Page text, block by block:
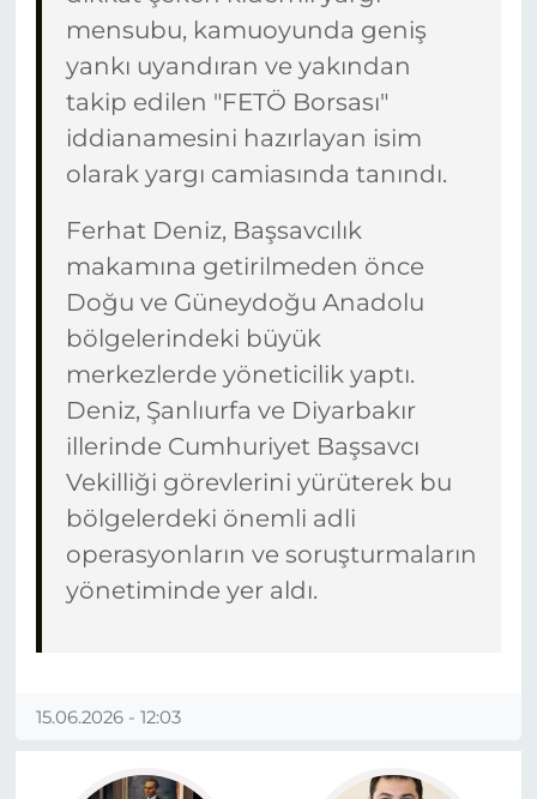
mensubu, kamuoyunda geniş
yankı uyandıran ve yakından
takip edilen "FETÖ Borsası"
iddianamesini hazırlayan isim
olarak yargı camiasında tanındı.
Ferhat Deniz, Başsavcılık
makamına getirilmeden önce
Doğu ve Güneydoğu Anadolu
bölgelerindeki büyük
merkezlerde yöneticilik yaptı.
Deniz, Şanlıurfa ve Diyarbakır
illerinde Cumhuriyet Başsavcı
Vekilliği görevlerini yürüterek bu
bölgelerdeki önemli adli
operasyonların ve soruşturmaların
yönetiminde yer aldı.
15.06.2026 - 12:03